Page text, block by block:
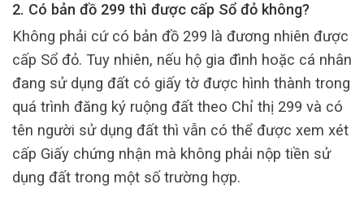
2. Có bản đồ 299 thì được cấp Sổ đỏ không?
Không phải cứ có bản đồ 299 là đương nhiên được
cấp Sổ đỏ. Tuy nhiên, nếu hộ gia đình hoặc cá nhân
đang sử dụng đất có giấy tờ được hình thành trong
quá trình đăng ký ruộng đất theo Chỉ thị 299 và có
tên người sử dụng đất thì vẫn có thể được xem xét
cấp Giấy chứng nhận mà không phải nộp tiền sử
dụng đất trong một số trường hợp.